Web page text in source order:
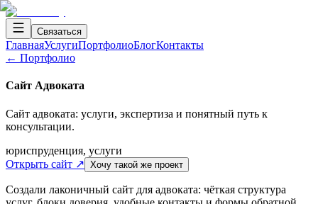
Связаться
ГлавнаяУслугиПортфолиоБлогКонтакты
← Портфолио
Сайт Адвоката
Сайт адвоката: услуги, экспертиза и понятный путь к
консультации.
юриспруденция, услуги
Открыть сайт ↗ Хочу такой же проект
Создали лаконичный сайт для адвоката: чёткая структура